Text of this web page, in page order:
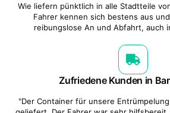
Wie liefern pünktlich in alle Stadtteile
Fahrer kennen sich bestens aus
reibungslose An und Abfahrt, auch
Zufriedene Kunden in
"Der Container für unsere